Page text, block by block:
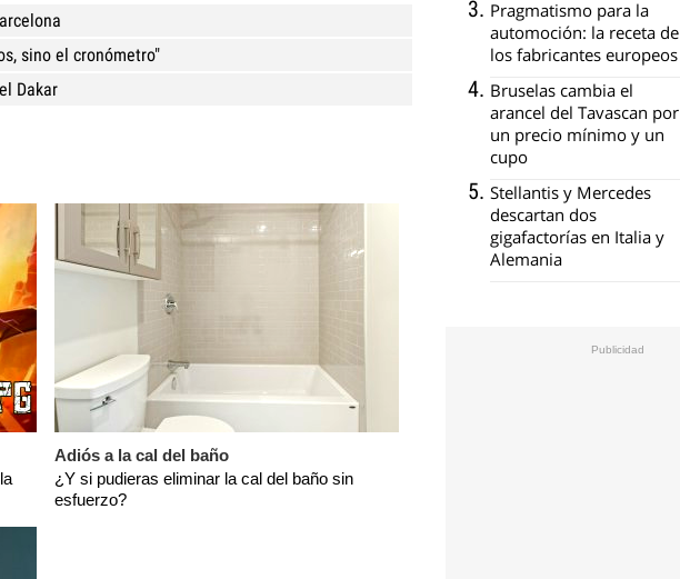
sino el cronómetro"
Dakar
Adiós a la cal del baño
¿Y si pudieras eliminar la cal del baño sin
esfuerzo?
Pragmatismo para la
automoción: la receta de
los fabricantes europeos
Bruselas cambia el
arancel del Tavascan por
un precio mínimo y un
cupo
Stellantis y Mercedes
descartan dos
gigafactorías en Italia y
Alemania